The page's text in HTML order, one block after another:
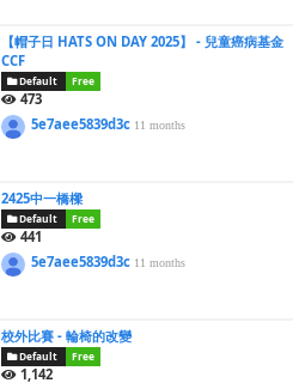
【帽子日 HATS ON DAY 2025】 - 兒童癌病基金
CCF
Default Free
473
5e7aee5839d3c 11 months
2425中一橋樑
Default Free
441
5e7aee5839d3c 11 months
校外比賽 - 輪椅的改變
Default Free
1,142